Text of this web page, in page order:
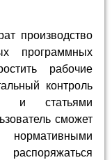
производство
программных
рабочие
контроль
и статьями
сможет